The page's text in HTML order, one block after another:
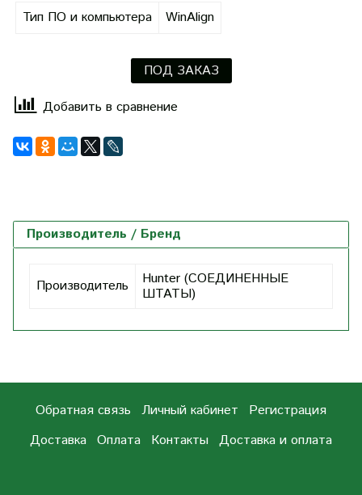
Тип ПО и компьютера
WinAlign
ПОД ЗАКАЗ
Добавить в сравнение
Производитель / Бренд
Производитель
Hunter (СОЕДИНЕННЫЕ
ШТАТЫ)
Обратная связь Личный кабинет
Регистрация
Доставка Оплата Контакты Доставка и оплата